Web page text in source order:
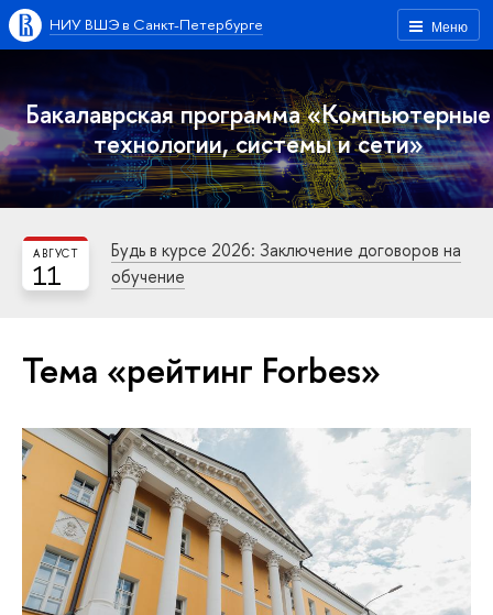
Меню
НИУ ВШЭ в Санкт-Петербурге
Бакалаврская программа «Компьютерные
технологии, системы и сети»
11
АВГУСТ
Будь в курсе 2026: Заключение договоров на
обучение
Тема «рейтинг Forbes»